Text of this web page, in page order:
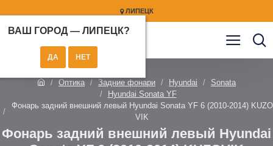
ЛИПЕЦК
ВАШ ГОРОД — ЛИПЕЦК?
Оптика Задние фонари Hyundai
Sonata
Hyundai Sonata YF
Фонарь задний внешний левый Hyundai Sonata YF 6 (2010-2014) KUZO
VIK
Фонарь задний внешний левый Hyundai